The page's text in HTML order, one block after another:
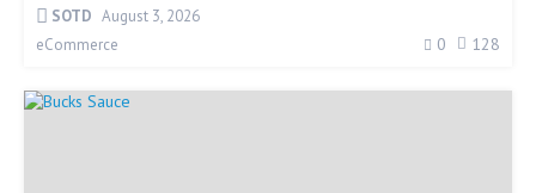
SOTD August 3, 2026
eCommerce
0 128